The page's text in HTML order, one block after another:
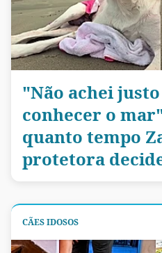
"Não achei
conhecer o
quanto tempo
protetora
CÃES IDOSOS